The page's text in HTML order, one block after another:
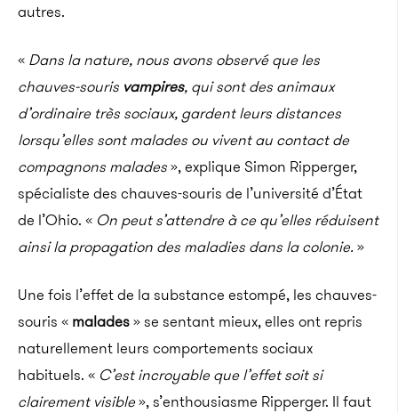
autres.
« Dans la nature, nous avons observé que les
chauves-souris vampires, qui sont des animaux
d’ordinaire très sociaux, gardent leurs distances
lorsqu’elles sont malades ou vivent au contact de
compagnons malades», explique Simon Ripperger,
spécialiste des chauves-souris de l’université d’État
de l’Ohio. « On peut s’attendre à ce qu’elles réduisent
ainsi la propagation des maladies dans la colonie.»
Une fois l’effet de la substance estompé, les chauves-
souris « malades» se sentant mieux, elles ont repris
naturellement leurs comportements sociaux
habituels. « C’est incroyable que l’effet soit si
clairement visible», s’enthousiasme Ripperger. Il faut